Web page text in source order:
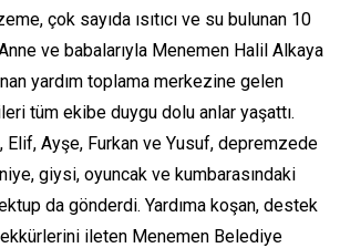
çok sayıda ısıtıcı ve su bulunan 10
Anne ve babalarıyla Menemen Halil Alkaya
yardım toplama merkezine gelen
tüm ekibe duygu dolu anlar yaşattı.
Elif, Ayşe, Furkan ve Yusuf, depremzede
giysi, oyuncak ve kumbarasındaki
da gönderdi. Yardıma koşan, destek
ileten Menemen Belediye